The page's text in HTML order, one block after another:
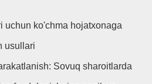
uchun ko'chma hojatxonaga
usullari
Sovuq sharoitlarda